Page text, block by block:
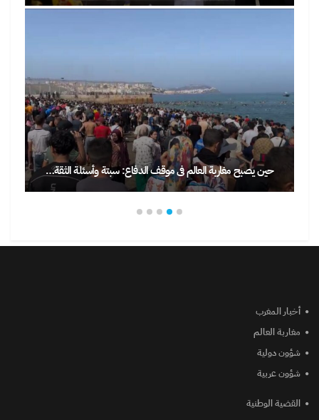
حين يصبح مغاربة العالم في موقف الدفاع: سبتة وأسئلة الثقة…
أخبار المغرب
مغاربة العالم
شؤون دولية
شؤون عربية
القضية الوطنية